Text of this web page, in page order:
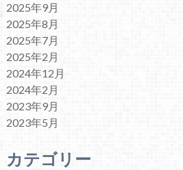
2025年9月
2025年8月
2025年7月
2025年2月
2024年12月
2024年2月
2023年9月
2023年5月
カテゴリー